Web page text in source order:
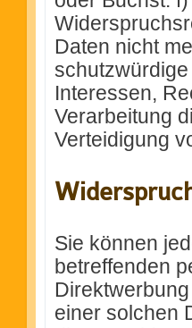
Daten nicht
Interessen,
Verarbeitung
Verteidigung
Sie können
betreffenden
einer solchen